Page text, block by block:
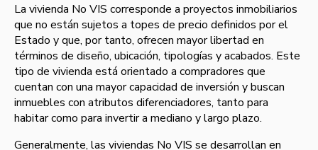
La vivienda No VIS corresponde a proyectos inmobiliarios
que no están sujetos a topes de precio definidos por el
Estado y que, por tanto, ofrecen mayor libertad en
términos de diseño, ubicación, tipologías y acabados. Este
tipo de vivienda está orientado a compradores que
cuentan con una mayor capacidad de inversión y buscan
inmuebles con atributos diferenciadores, tanto para
habitar como para invertir a mediano y largo plazo.
Generalmente, las viviendas No VIS se desarrollan en